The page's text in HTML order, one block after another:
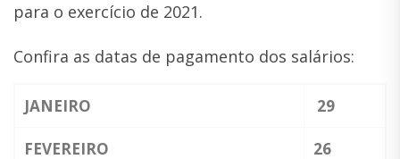
para o exercício de 2021.
Confira as datas de pagamento dos salários:
JANEIRO 29
FEVEREIRO 26